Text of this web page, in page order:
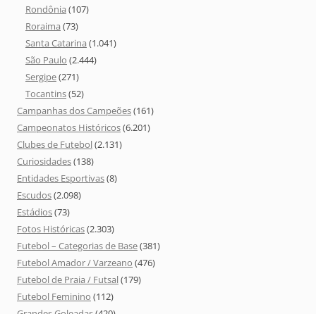
Rondônia (107)
Roraima (73)
Santa Catarina (1.041)
São Paulo (2.444)
Sergipe(271)
Tocantins(52)
Campanhas dos Campeões(161)
Campeonatos Históricos(6.201)
Clubes de Futebol(2.131)
Curiosidades(138)
Entidades Esportivas(8)
Escudos(2.098)
Estádios(73)
Fotos Históricas(2.303)
Futebol – Categorias de Base(381)
Futebol Amador / Varzeano (476)
Futebol de Praia / Futsal(179)
Futebol Feminino (112)